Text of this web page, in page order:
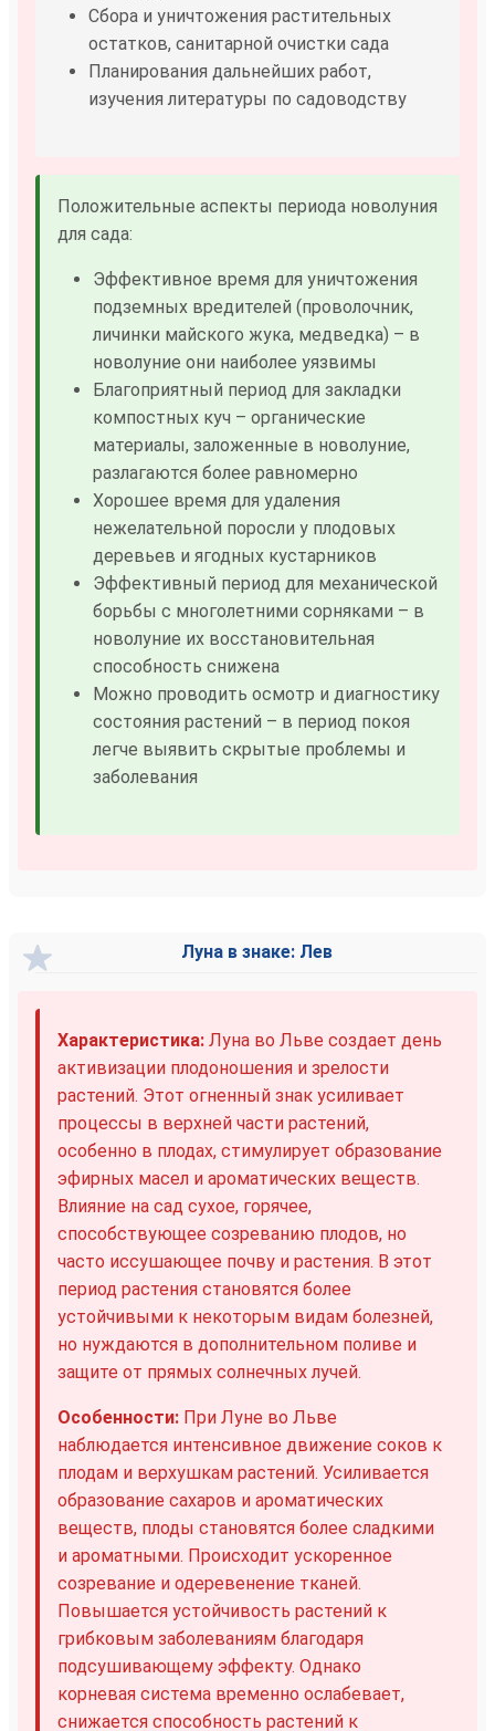
Сбора и уничтожения растительных
остатков, санитарной очистки сада
Планирования дальнейших работ,
изучения литературы по садоводству
Положительные аспекты периода новолуния
для сада:
Эффективное время для уничтожения
подземных вредителей (проволочник,
личинки майского жука, медведка) – в
новолуние они наиболее уязвимы
Благоприятный период для закладки
компостных куч – органические
материалы, заложенные в новолуние,
разлагаются более равномерно
Хорошее время для удаления
нежелательной поросли у плодовых
деревьев и ягодных кустарников
Эффективный период для механической
борьбы с многолетними сорняками – в
новолуние их восстановительная
способность снижена
Можно проводить осмотр и диагностику
состояния растений – в период покоя
легче выявить скрытые проблемы и
заболевания
Луна в знаке: Лев
Характеристика: Луна во Льве создает день
активизации плодоношения и зрелости
растений. Этот огненный знак усиливает
процессы в верхней части растений,
особенно в плодах, стимулирует образование
эфирных масел и ароматических веществ.
Влияние на сад сухое, горячее,
способствующее созреванию плодов, но
часто иссушающее почву и растения. В этот
период растения становятся более
устойчивыми к некоторым видам болезней,
но нуждаются в дополнительном поливе и
защите от прямых солнечных лучей.
Особенности: При Луне во Льве
наблюдается интенсивное движение соков к
плодам и верхушкам растений. Усиливается
образование сахаров и ароматических
веществ, плоды становятся более сладкими
и ароматными. Происходит ускоренное
созревание и одеревенение тканей.
Повышается устойчивость растений к
грибковым заболеваниям благодаря
подсушивающему эффекту. Однако
корневая система временно ослабевает,
снижается способность растений к